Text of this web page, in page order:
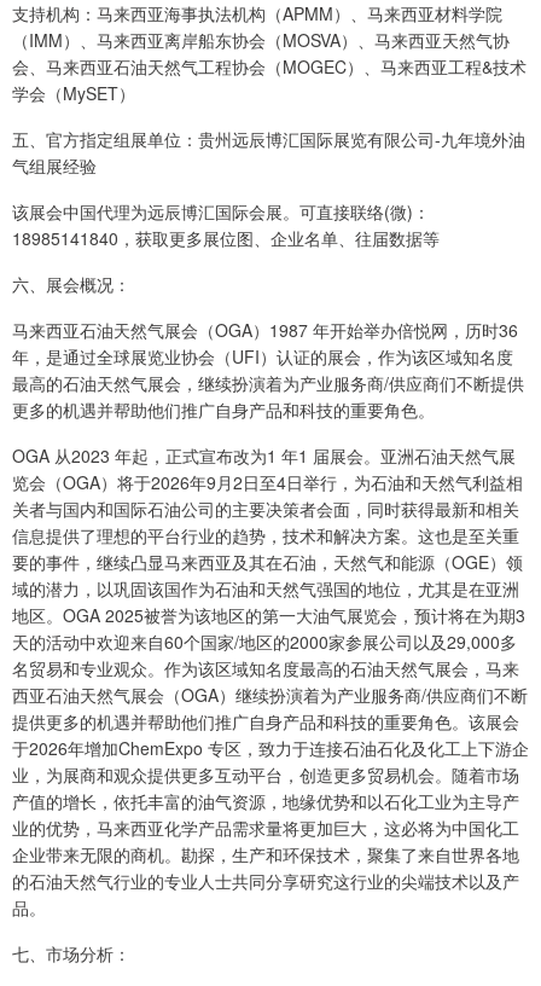
支持机构：马来西亚海事执法机构（APMM）、马来西亚材料学院
（IMM）、马来西亚离岸船东协会（MOSVA）、马来西亚天然气协
会、马来西亚石油天然气工程协会（MOGEC）、马来西亚工程&技术
学会（MySET）
五、官方指定组展单位：贵州远辰博汇国际展览有限公司-九年境外油
气组展经验
该展会中国代理为远辰博汇国际会展。可直接联络(微)：
18985141840，获取更多展位图、企业名单、往届数据等
六、展会概况：
马来西亚石油天然气展会（OGA）1987 年开始举办倍悦网，历时36
年，是通过全球展览业协会（UFI）认证的展会，作为该区域知名度
最高的石油天然气展会，继续扮演着为产业服务商/供应商们不断提供
更多的机遇并帮助他们推广自身产品和科技的重要角色。
OGA 从2023 年起，正式宣布改为1 年1 届展会。亚洲石油天然气展
览会（OGA）将于2026年9月2日至4日举行，为石油和天然气利益相
关者与国内和国际石油公司的主要决策者会面，同时获得最新和相关
信息提供了理想的平台行业的趋势，技术和解决方案。这也是至关重
要的事件，继续凸显马来西亚及其在石油，天然气和能源（OGE）领
域的潜力，以巩固该国作为石油和天然气强国的地位，尤其是在亚洲
地区。OGA 2025被誉为该地区的第一大油气展览会，预计将在为期3
天的活动中欢迎来自60个国家/地区的2000家参展公司以及29,000多
名贸易和专业观众。作为该区域知名度最高的石油天然气展会，马来
西亚石油天然气展会（OGA）继续扮演着为产业服务商/供应商们不断
提供更多的机遇并帮助他们推广自身产品和科技的重要角色。该展会
于2026年增加ChemExpo 专区，致力于连接石油石化及化工上下游企
业，为展商和观众提供更多互动平台，创造更多贸易机会。随着市场
产值的增长，依托丰富的油气资源，地缘优势和以石化工业为主导产
业的优势，马来西亚化学产品需求量将更加巨大，这必将为中国化工
企业带来无限的商机。勘探，生产和环保技术，聚集了来自世界各地
的石油天然气行业的专业人士共同分享研究这行业的尖端技术以及产
品。
七、市场分析：